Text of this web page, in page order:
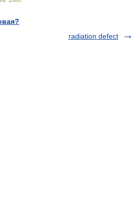
radiation defect